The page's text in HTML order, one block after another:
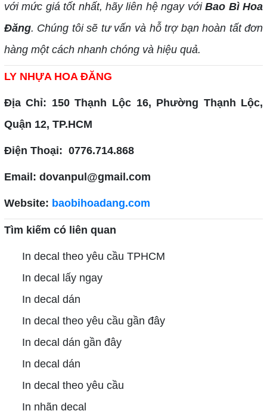
với mức giá tốt nhất, hãy liên hệ ngay vớiBao Bì Hoa
Đăng. Chúng tôi sẽ tư vấn và hỗ trợ bạn hoàn tất đơn
hàng một cách nhanh chóng và hiệu quả.
LY NHỰA HOA ĐĂNG
Địa Chỉ: 150 Thạnh Lộc 16, Phường Thạnh Lộc,
Quận 12, TP.HCM
Điện Thoại: 0776.714.868
Email: dovanpul@gmail.com
Website: baobihoadang.com
Tìm kiếm có liên quan
In decal theo yêu cầu TPHCM
In decal lấy ngay
In decal dán
In decal theo yêu cầu gần đây
In decal dán gần đây
In decal dán
In decal theo yêu cầu
In nhãn decal